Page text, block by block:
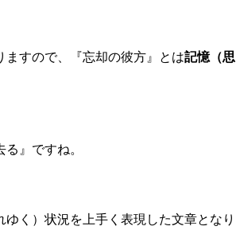
ますので、『忘却の彼方』とは記憶（思
』ですね。
く）状況を上手く表現した文章となり